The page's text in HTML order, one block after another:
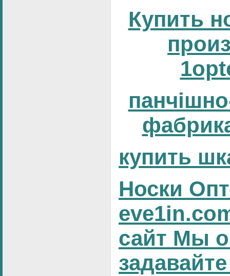
Купить
купить
Носки
сайт Мы